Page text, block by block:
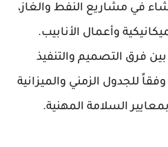
في مشاريع النفط والغاز،
وأعمال الأنابيب.
فرق التصميم والتنفيذ
للجدول الزمني والميزانية
السلامة المهنية.